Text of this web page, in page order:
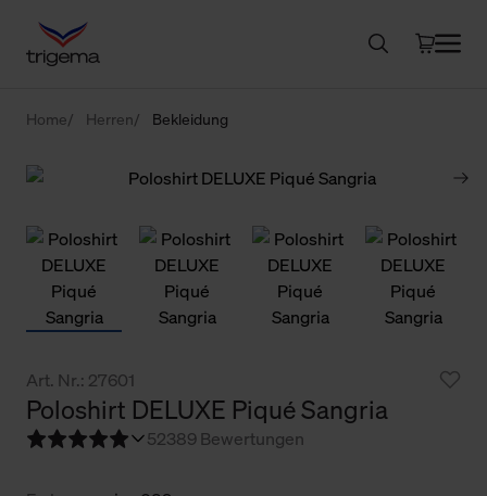
Home Herren Bekleidung
Art. Nr.: 27601
Poloshirt DELUXE Piqué Sangria
52389 Bewertungen